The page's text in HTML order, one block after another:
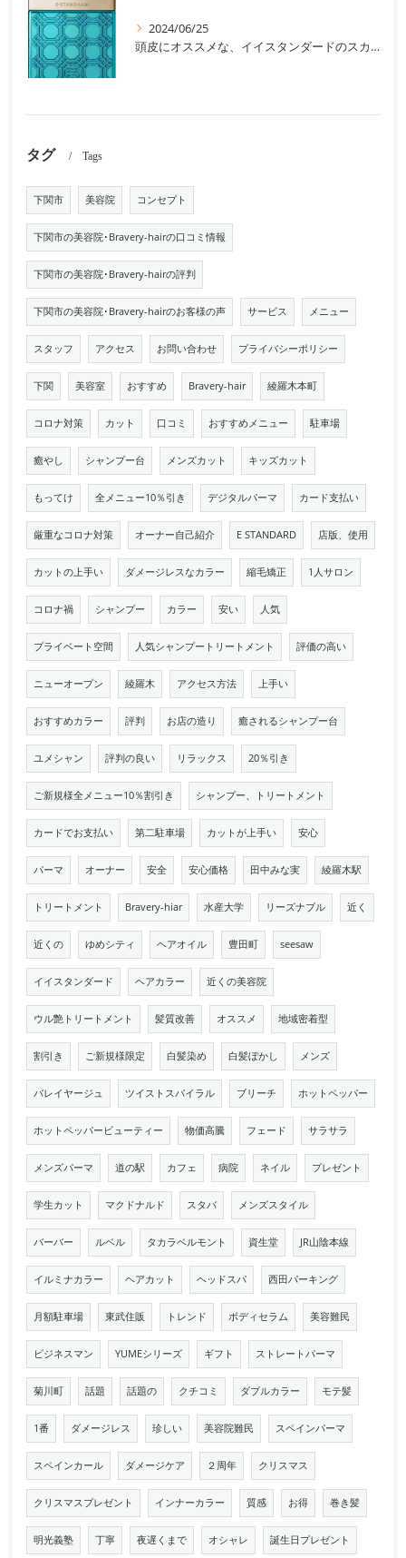
2024/06/25
頭皮にオススメな、イイスタンダードのスカルプ系シャンプー＆トリートメントです！
タグ Tags
下関市 美容院 コンセプト
下関市の美容院･Bravery-hairの口コミ情報
下関市の美容院･Bravery-hairの評判
下関市の美容院･Bravery-hairのお客様の声 サービス メニュー
スタッフ アクセス お問い合わせ プライバシーポリシー
下関 美容室 おすすめ Bravery-hair 綾羅木本町
コロナ対策 カット 口コミ おすすめメニュー 駐車場
癒やし シャンプー台 メンズカット キッズカット
もってけ 全メニュー10％引き デジタルパーマ カード支払い
厳重なコロナ対策 オーナー自己紹介 E STANDARD 店版、使用
カットの上手い ダメージレスなカラー 縮毛矯正 1人サロン
コロナ禍 シャンプー カラー 安い 人気
プライベート空間 人気シャンプートリートメント 評価の高い
ニューオープン 綾羅木 アクセス方法 上手い
おすすめカラー 評判 お店の造り 癒されるシャンプー台
ユメシャン 評判の良い リラックス 20％引き
ご新規様全メニュー10％割引き シャンプー、トリートメント
カードでお支払い 第二駐車場 カットが上手い 安心
パーマ オーナー 安全 安心価格 田中みな実 綾羅木駅
トリートメント Bravery-hiar 水産大学 リーズナブル 近く
近くの ゆめシティ ヘアオイル 豊田町 seesaw
イイスタンダード ヘアカラー 近くの美容院
ウル艶トリートメント 髪質改善 オススメ 地域密着型
割引き ご新規様限定 白髪染め 白髪ぼかし メンズ
バレイヤージュ ツイストスパイラル ブリーチ ホットペッパー
ホットペッパービューティー 物価高騰 フェード サラサラ
メンズパーマ 道の駅 カフェ 病院 ネイル プレゼント
学生カット マクドナルド スタバ メンズスタイル
バーバー ルベル タカラベルモント 資生堂 JR山陰本線
イルミナカラー ヘアカット ヘッドスパ 西田パーキング
月額駐車場 東武住販 トレンド ボディセラム 美容難民
ビジネスマン YUMEシリーズ ギフト ストレートパーマ
菊川町 話題 話題の クチコミ ダブルカラー モテ髪
1番 ダメージレス 珍しい 美容院難民 スペインパーマ
スペインカール ダメージケア ２周年 クリスマス
クリスマスプレゼント インナーカラー 質感 お得 巻き髪
明光義塾 丁寧 夜遅くまで オシャレ 誕生日プレゼント